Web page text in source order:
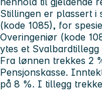
Stillingen er plassert i
(kode 1085), for
Overingeniør (kode
ytes et
Fra lønnen trekkes 2
Pensjonskasse.
på 8 %. I tillegg